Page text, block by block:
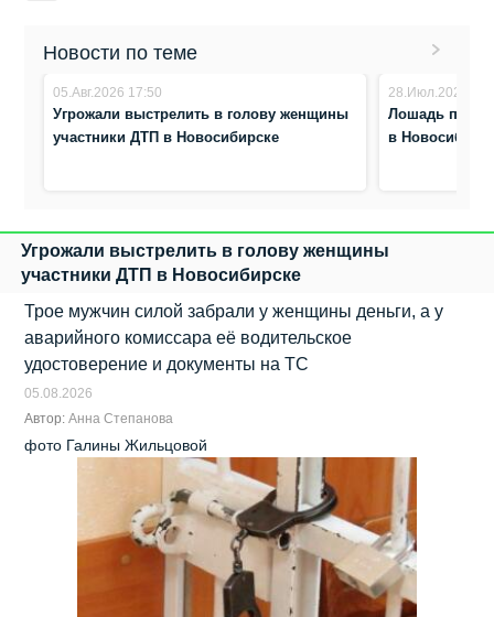
Новости по теме
05.Авг.2026 17:50
Угрожали выстрелить в голову женщины
участники ДТП в Новосибирске
28.Июл.2026
Лошадь
в
Угрожали выстрелить в голову женщины
участники ДТП в Новосибирске
Трое мужчин силой забрали у женщины деньги, а у
аварийного комиссара её водительское
удостоверение и документы на ТС
05.08.2026
Автор:Анна Степанова
фото Галины Жильцовой